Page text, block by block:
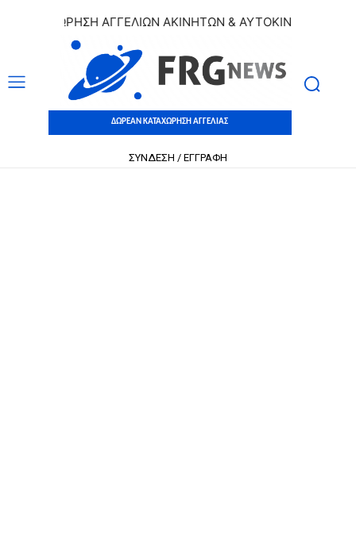
ΑΓΓΕΛΙΩΝ ΑΚΙΝΗΤΩΝ & ΑΥΤΟΚΙΝΗΤΩΝ |
ΔΩΡΕΑΝ ΚΑΤΑΧΩΡΗΣΗ ΑΓΓΕΛΙΑΣ
ΣΥΝΔΕΣΗ / ΕΓΓΡΑΦΗ